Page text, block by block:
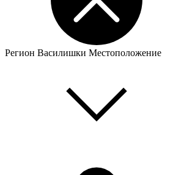
Регион Василишки Местоположение